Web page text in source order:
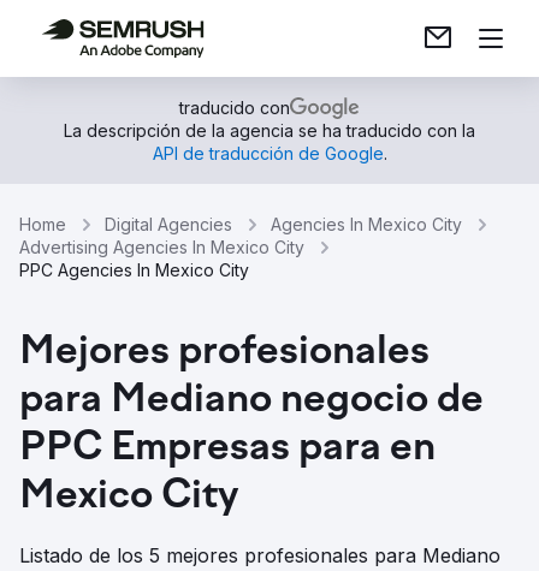
traducido con
La descripción de la agencia se ha traducido con la
API de traducción de Google.
Home Digital Agencies
Agencies In Mexico City
Advertising Agencies In Mexico City
PPC Agencies In Mexico City
Mejores profesionales
para Mediano negocio de
PPC Empresas para en
Mexico City
Listado de los 5 mejores profesionales para Mediano